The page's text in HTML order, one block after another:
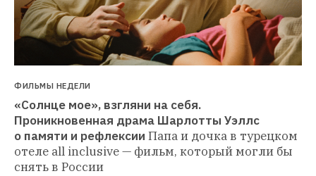
ФИЛЬМЫ НЕДЕЛИ
«Солнце мое», взгляни на себя.
Проникновенная драма Шарлотты Уэллс
о памяти и рефлексии Папа и дочка в турецком
отеле all inclusive — фильм, который могли бы
снять в России